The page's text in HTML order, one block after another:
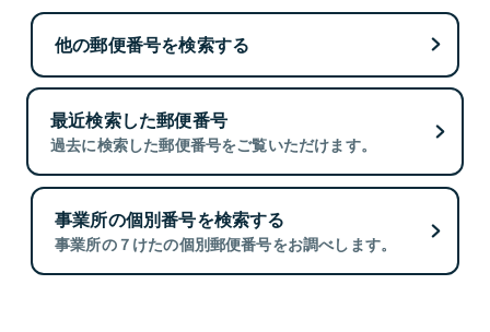
他の郵便番号を検索する
最近検索した郵便番号
過去に検索した郵便番号をご覧いただけます。
事業所の個別番号を検索する
事業所の７けたの個別郵便番号をお調べします。